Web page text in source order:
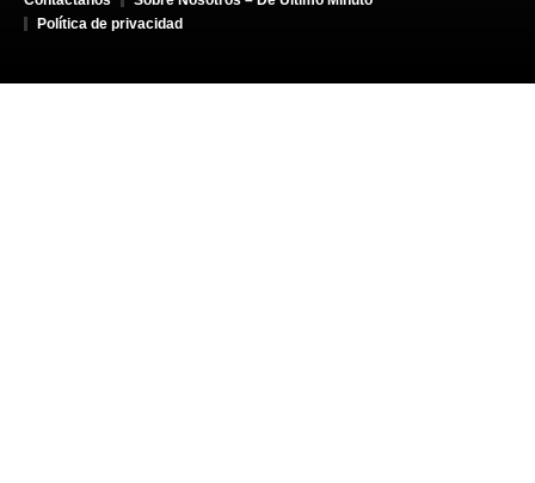
Política de privacidad